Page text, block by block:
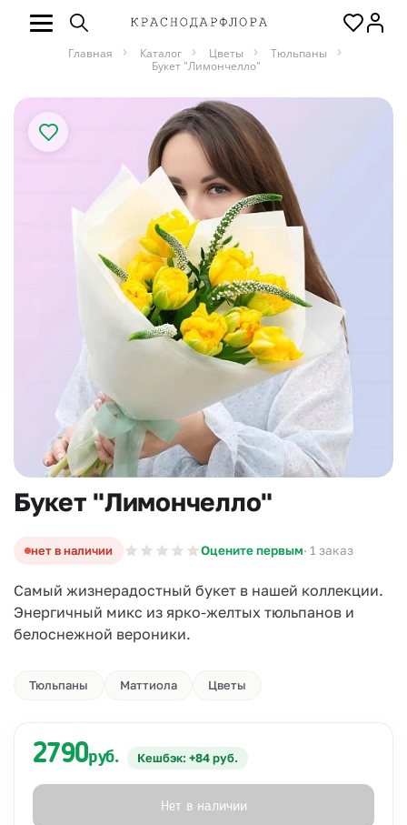
Главная Каталог Цветы
Тюльпаны
Букет "Лимончелло"
Букет "Лимончелло"
нет в наличии Оцените первым· 1 заказ
Самый жизнерадостный букет в нашей коллекции.
Энергичный микс из ярко-желтых тюльпанов и
белоснежной вероники.
Тюльпаны Маттиола Цветы
2790руб. Кешбэк: +84 руб.
Нет в наличии